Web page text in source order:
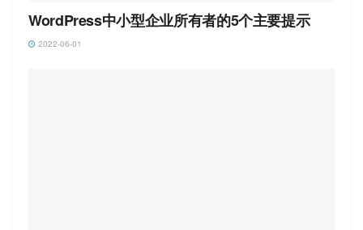
WordPress中小型企业所有者的5个主要提示
2022-06-01